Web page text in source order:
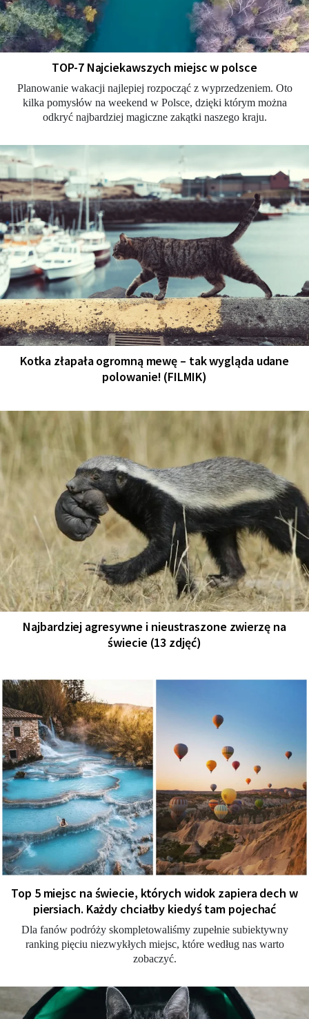
TOP-7 Najciekawszych miejsc w polsce
Planowanie wakacji najlepiej rozpocząć z wyprzedzeniem. Oto
kilka pomysłów na weekend w Polsce, dzięki którym można
odkryć najbardziej magiczne zakątki naszego kraju.
Kotka złapała ogromną mewę – tak wygląda udane
polowanie! (FILMIK)
Najbardziej agresywne i nieustraszone zwierzę na
świecie (13 zdjęć)
Top 5 miejsc na świecie, których widok zapiera dech w
piersiach. Każdy chciałby kiedyś tam pojechać
Dla fanów podróży skompletowaliśmy zupełnie subiektywny
ranking pięciu niezwykłych miejsc, które według nas warto
zobaczyć.